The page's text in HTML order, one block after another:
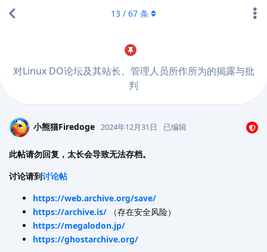
对Linux DO论坛及其站长、管理人员所作所为的揭露与批
判
13 / 67 条
小熊猫Firedoge 2024年12月31日 已编辑
此帖请勿回复，太长会导致无法存档。
讨论请到讨论帖
https://web.archive.org/save/
https://archive.is/ （存在安全风险）
https://megalodon.jp/
https://ghostarchive.org/